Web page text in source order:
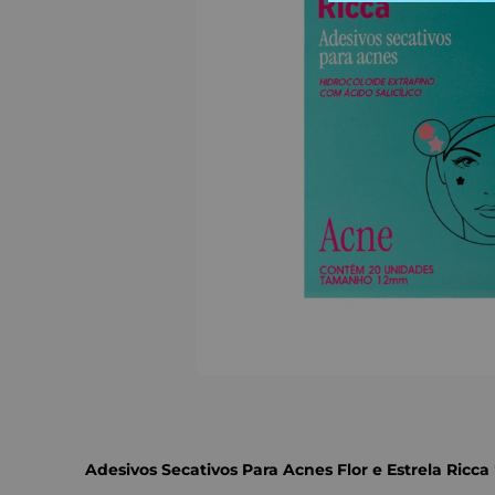
Adesivos Secativos Para Acnes Flor e Estrela Ricca